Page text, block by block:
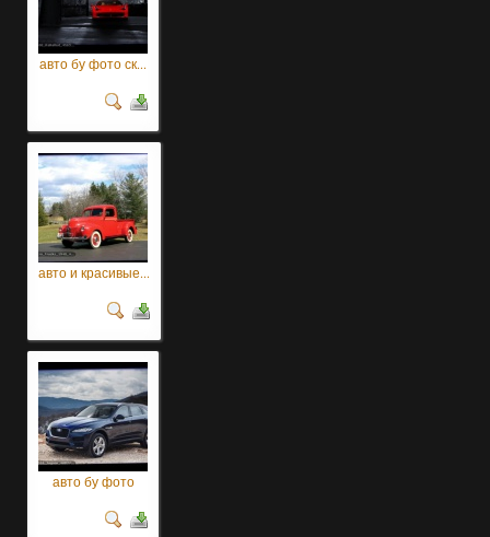
авто бу фото ск...
авто и красивые...
авто бу фото